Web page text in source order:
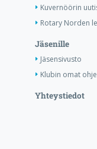
Kuvernöörin
Rotary Norden
Jäsenille
Jäsensivusto
Klubin omat
Yhteystiedot